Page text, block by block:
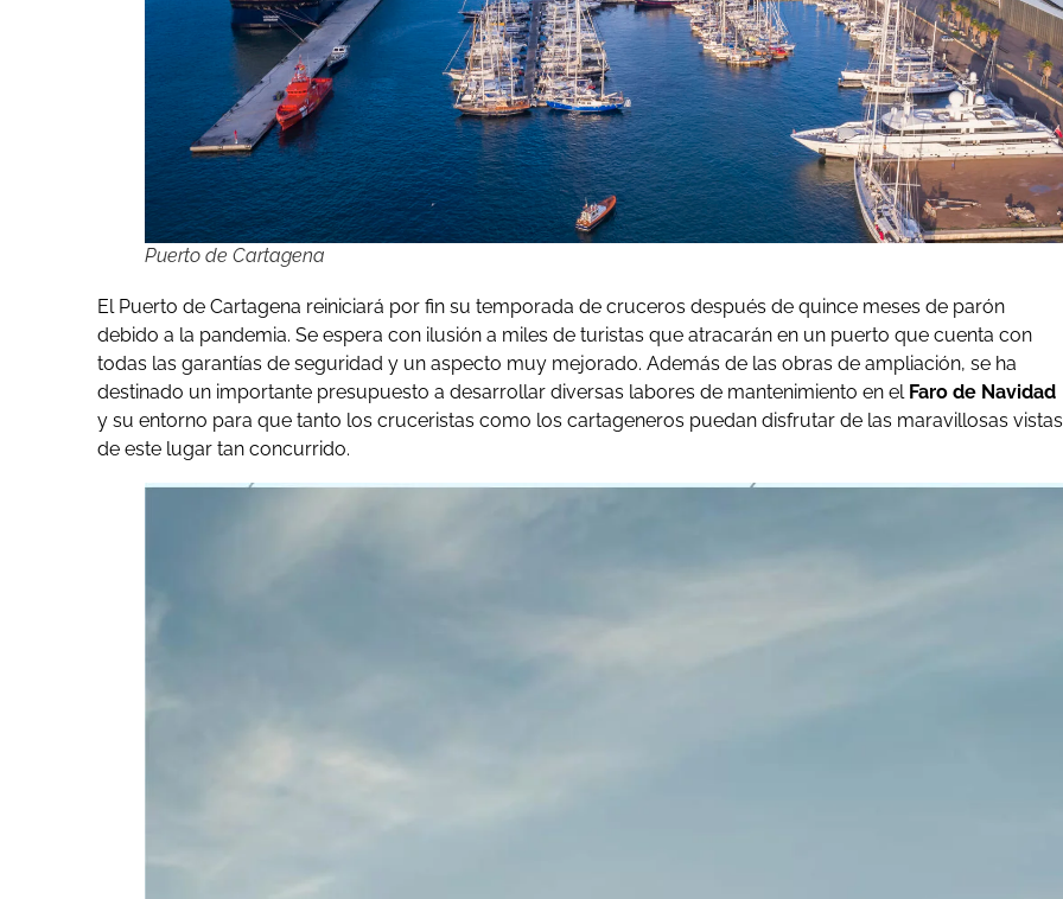
Puerto de Cartagena
El Puerto de Cartagena reiniciará por fin su temporada de cruceros después de quince meses de parón
debido a la pandemia. Se espera con ilusión a miles de turistas que atracarán en un puerto que cuenta con
todas las garantías de seguridad y un aspecto muy mejorado. Además de las obras de ampliación, se ha
destinado un importante presupuesto a desarrollar diversas labores de mantenimiento en el Faro de Navidad
y su entorno para que tanto los cruceristas como los cartageneros puedan disfrutar de las maravillosas vistas
de este lugar tan concurrido.